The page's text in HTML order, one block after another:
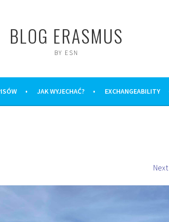
BLOG ERASMUS
BY ESN
JAK WYJECHAĆ? EXCHANGEABILITY
Next